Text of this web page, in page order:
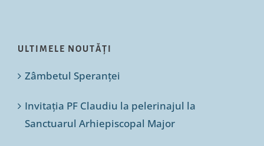
ULTIMELE NOUTĂȚI
Zâmbetul Speranței
Invitația PF Claudiu la pelerinajul la
Sanctuarul Arhiepiscopal Major